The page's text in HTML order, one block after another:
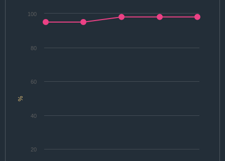
%
20
40
60
80
100